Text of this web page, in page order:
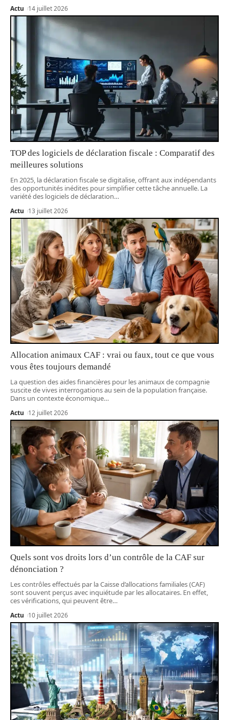
Actu 14 juillet 2026
TOP des logiciels de déclaration fiscale : Comparatif des
meilleures solutions
En 2025, la déclaration fiscale se digitalise, offrant aux indépendants
des opportunités inédites pour simplifier cette tâche annuelle. La
variété des logiciels de déclaration…
Actu 13 juillet 2026
Allocation animaux CAF : vrai ou faux, tout ce que vous
vous êtes toujours demandé
La question des aides financières pour les animaux de compagnie
suscite de vives interrogations au sein de la population française.
Dans un contexte économique…
Actu 12 juillet 2026
Quels sont vos droits lors d’un contrôle de la CAF sur
dénonciation ?
Les contrôles effectués par la Caisse d’allocations familiales (CAF)
sont souvent perçus avec inquiétude par les allocataires. En effet,
ces vérifications, qui peuvent être…
Actu 10 juillet 2026